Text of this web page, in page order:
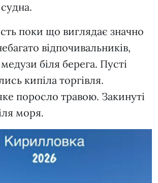
поки що виглядає значно
відпочивальників,
біля берега. Пусті
кипіла торгівля.
поросло травою. Закинуті
моря.